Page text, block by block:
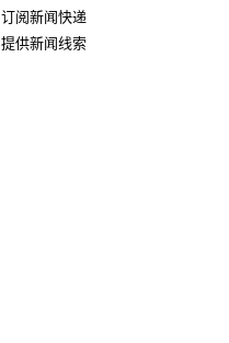
订阅新闻快递
提供新闻线索